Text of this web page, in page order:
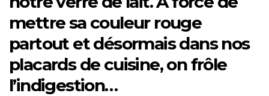
mettre sa couleur rouge
partout et désormais dans nos
placards de cuisine, on frôle
l’indigestion…